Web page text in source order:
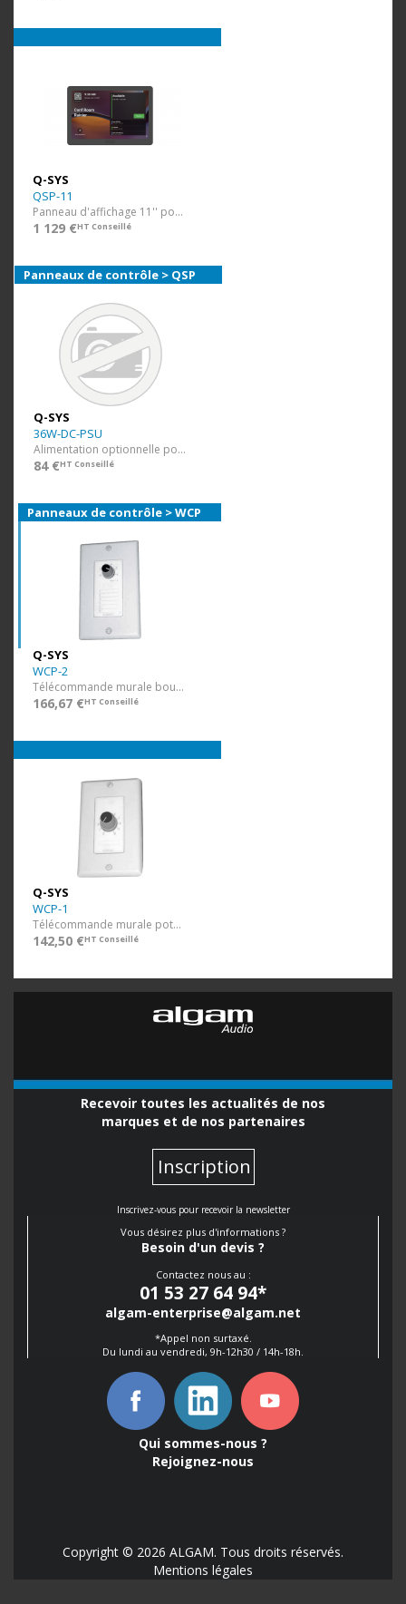
Q-SYS
QSP-11
Panneau d'affichage 11'' pour salle de réunion
1 129 €HT Conseillé
Panneaux de contrôle > QSP
Q-SYS
36W-DC-PSU
Alimentation optionnelle pour QSP-11
84 €HT Conseillé
Panneaux de contrôle > WCP
Q-SYS
WCP-2
Télécommande murale bouton rotatif
166,67 €HT Conseillé
Q-SYS
WCP-1
Télécommande murale potentiomètre
142,50 €HT Conseillé
Recevoir toutes les actualités de nos
marques et de nos partenaires
Inscription
Inscrivez-vous pour recevoir la newsletter
Vous désirez plus d'informations ?
Besoin d'un devis ?
Contactez nous au :
01 53 27 64 94*
algam-enterprise@algam.net
*Appel non surtaxé.
Du lundi au vendredi, 9h-12h30 / 14h-18h.
Qui sommes-nous ?
Rejoignez-nous
Copyright © 2026 ALGAM. Tous droits réservés.
Mentions légales